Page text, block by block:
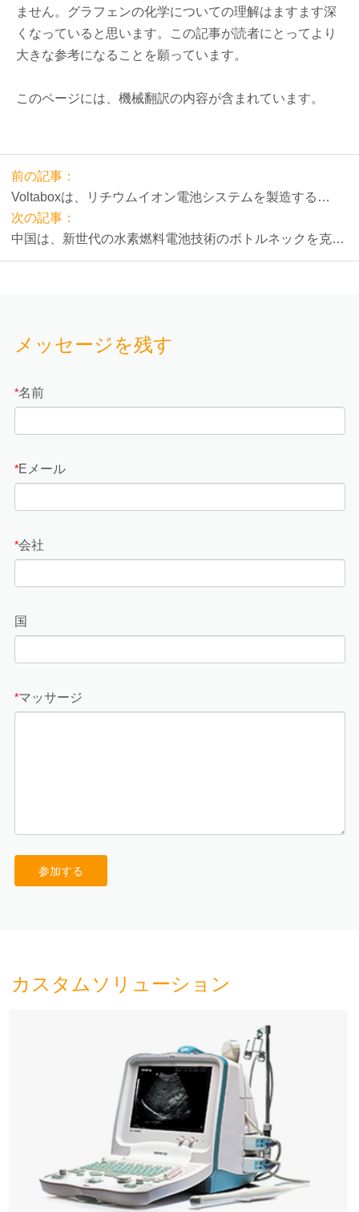
ません。グラフェンの化学についての理解はますます深
くなっていると思います。この記事が読者にとってより
大きな参考になることを願っています。
このページには、機械翻訳の内容が含まれています。
前の記事：
Voltaboxは、リチウムイオン電池システムを製造する
NavitasSystemsを購入したいと考えています。
次の記事：
中国は、新世代の水素燃料電池技術のボトルネックを克服
しました。
メッセージを残す
*名前
*Eメール
*会社
国
*マッサージ
参加する
カスタムソリューション